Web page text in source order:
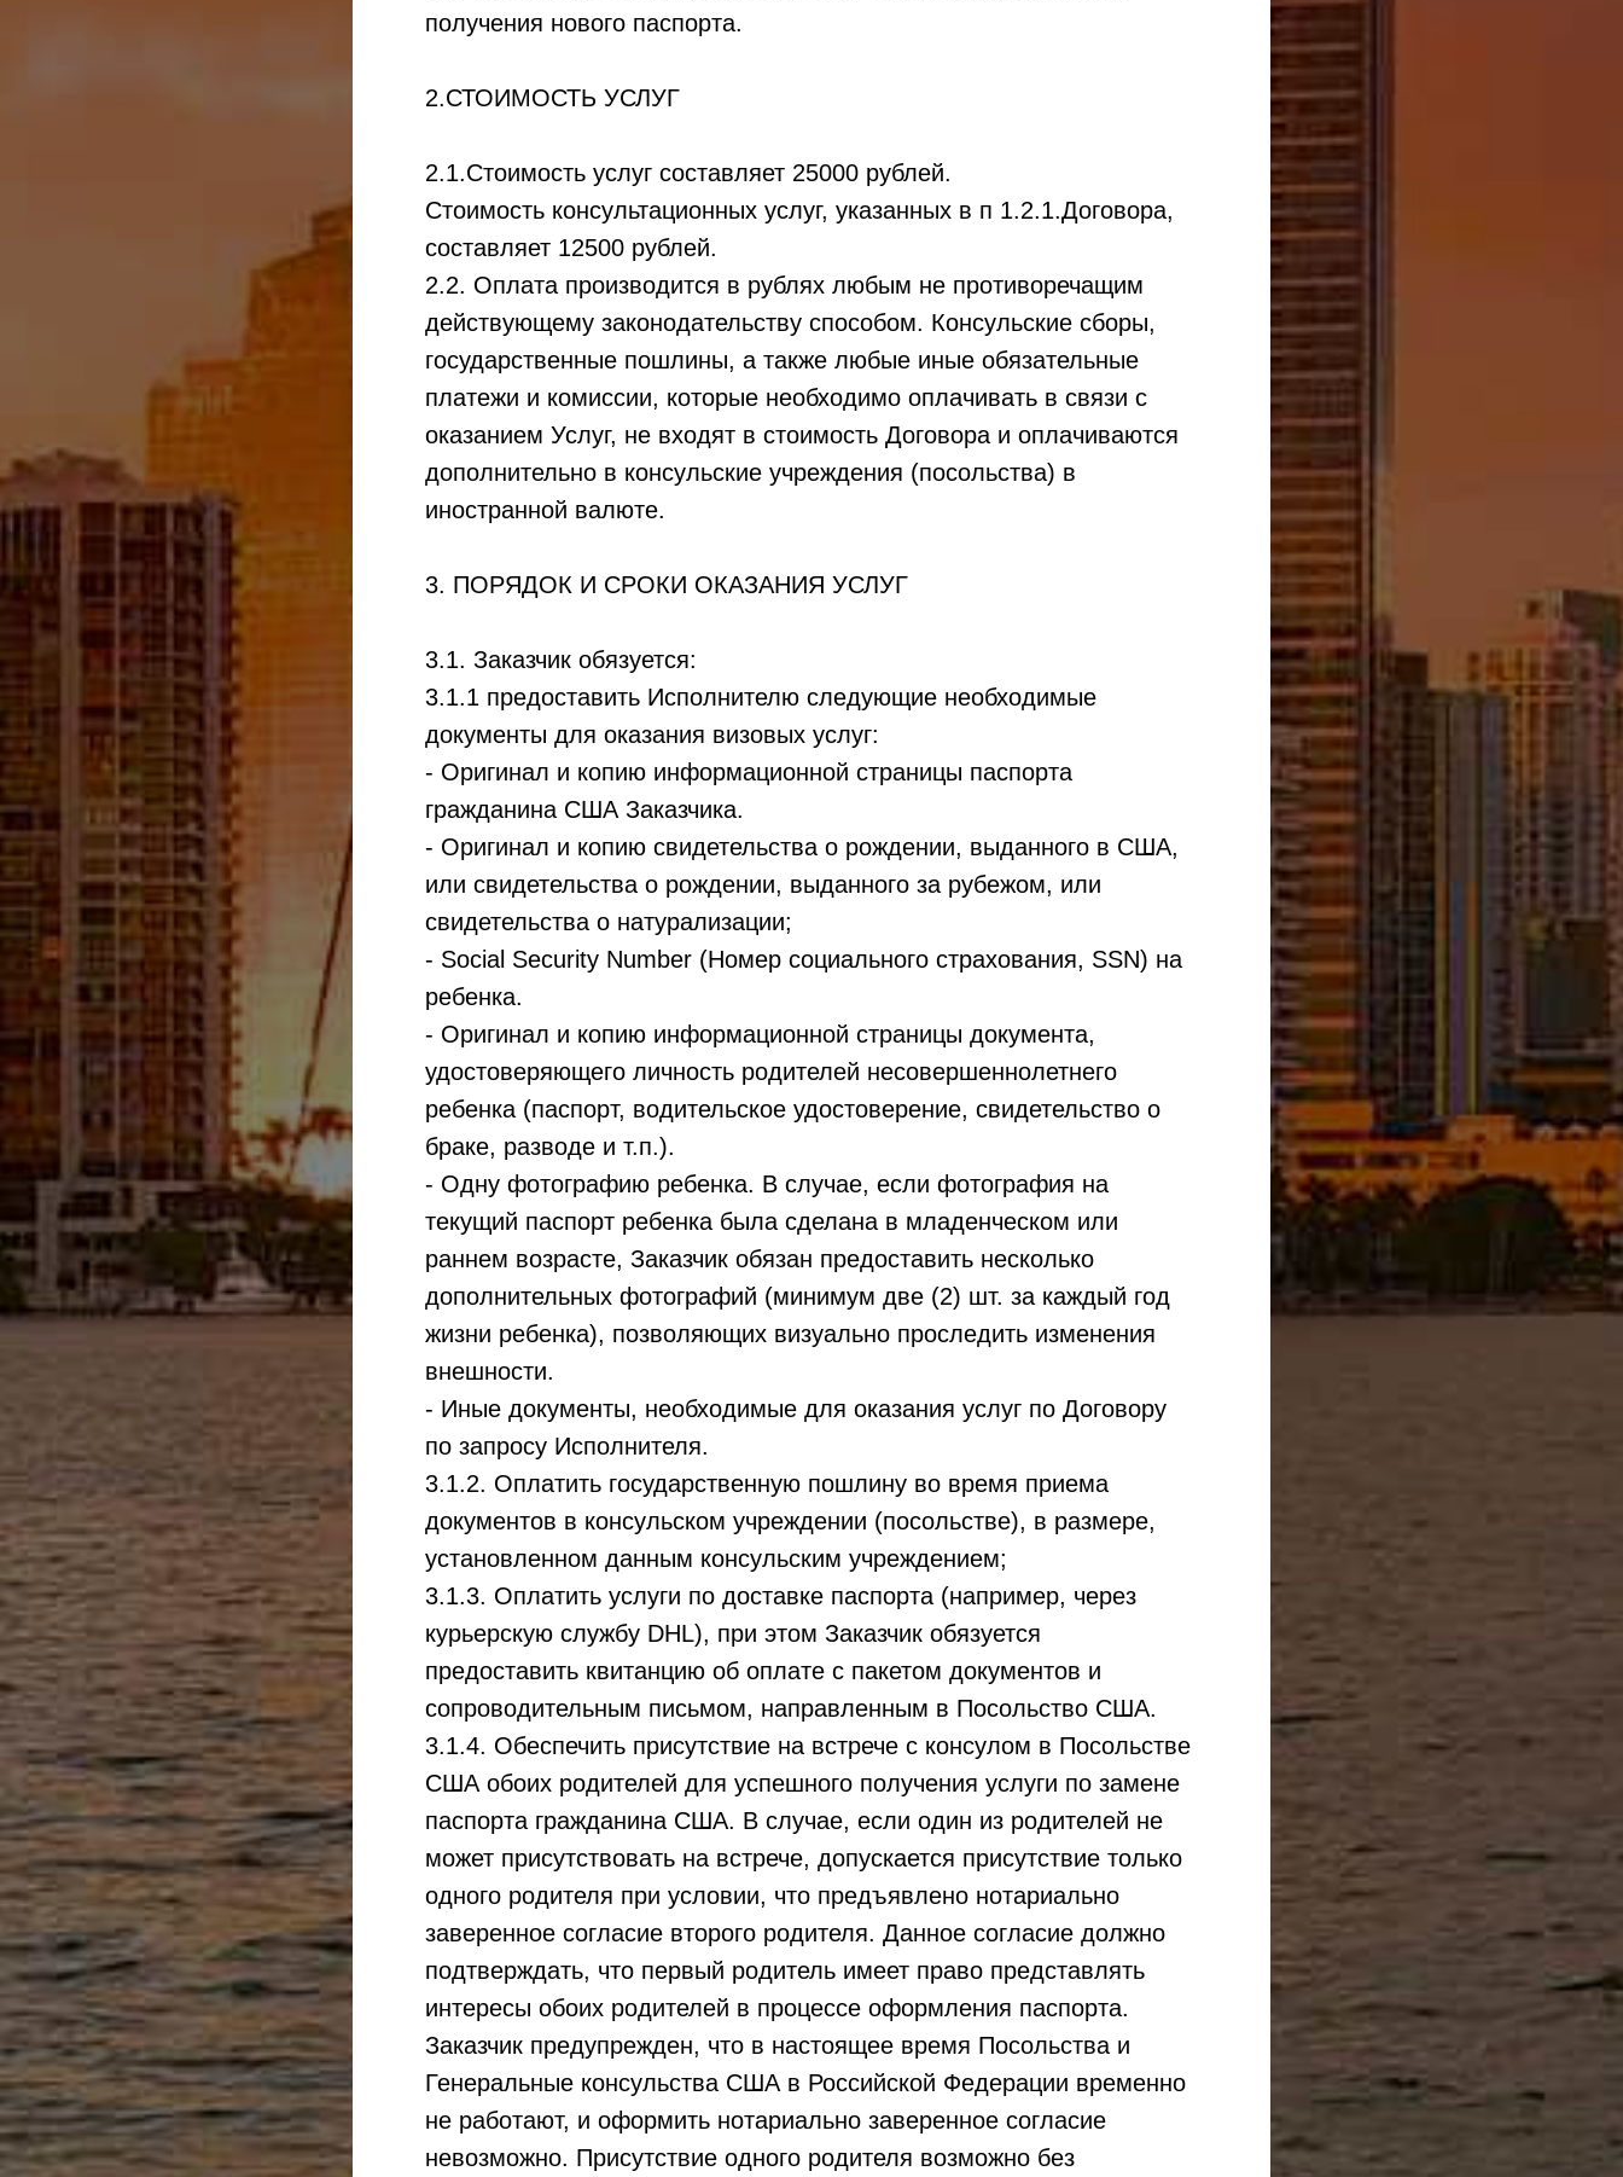
получения нового паспорта.
2.СТОИМОСТЬ УСЛУГ
2.1.Стоимость услуг составляет 25000 рублей.
Стоимость консультационных услуг, указанных в п 1.2.1.Договора,
составляет 12500 рублей.
2.2. Оплата производится в рублях любым не противоречащим
действующему законодательству способом. Консульские сборы,
государственные пошлины, а также любые иные обязательные
платежи и комиссии, которые необходимо оплачивать в связи с
оказанием Услуг, не входят в стоимость Договора и оплачиваются
дополнительно в консульские учреждения (посольства) в
иностранной валюте.
3. ПОРЯДОК И СРОКИ ОКАЗАНИЯ УСЛУГ
3.1. Заказчик обязуется:
3.1.1 предоставить Исполнителю следующие необходимые
документы для оказания визовых услуг:
- Оригинал и копию информационной страницы паспорта
гражданина США Заказчика.
- Оригинал и копию свидетельства о рождении, выданного в США,
или свидетельства о рождении, выданного за рубежом, или
свидетельства о натурализации;
- Social Security Number (Номер социального страхования, SSN) на
ребенка.
- Оригинал и копию информационной страницы документа,
удостоверяющего личность родителей несовершеннолетнего
ребенка (паспорт, водительское удостоверение, свидетельство о
браке, разводе и т.п.).
- Одну фотографию ребенка. В случае, если фотография на
текущий паспорт ребенка была сделана в младенческом или
раннем возрасте, Заказчик обязан предоставить несколько
дополнительных фотографий (минимум две (2) шт. за каждый год
жизни ребенка), позволяющих визуально проследить изменения
внешности.
- Иные документы, необходимые для оказания услуг по Договору
по запросу Исполнителя.
3.1.2. Оплатить государственную пошлину во время приема
документов в консульском учреждении (посольстве), в размере,
установленном данным консульским учреждением;
3.1.3. Оплатить услуги по доставке паспорта (например, через
курьерскую службу DHL), при этом Заказчик обязуется
предоставить квитанцию об оплате с пакетом документов и
сопроводительным письмом, направленным в Посольство США.
3.1.4. Обеспечить присутствие на встрече с консулом в Посольстве
США обоих родителей для успешного получения услуги по замене
паспорта гражданина США. В случае, если один из родителей не
может присутствовать на встрече, допускается присутствие только
одного родителя при условии, что предъявлено нотариально
заверенное согласие второго родителя. Данное согласие должно
подтверждать, что первый родитель имеет право представлять
интересы обоих родителей в процессе оформления паспорта.
Заказчик предупрежден, что в настоящее время Посольства и
Генеральные консульства США в Российской Федерации временно
не работают, и оформить нотариально заверенное согласие
невозможно. Присутствие одного родителя возможно без